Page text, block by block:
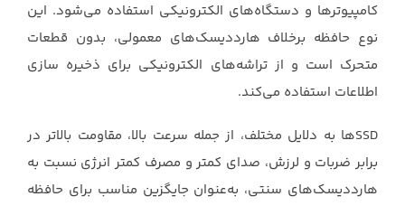
کامپیوترها و دستگاه‌های الکترونیکی استفاده می‌شود. این
نوع حافظه برخلاف هارددیسک‌های معمولی، بدون قطعات
متحرک است و از تراشه‌های الکترونیکی برای ذخیره سازی
اطلاعات استفاده می‌کند.
SSDها به دلایل مختلف، از جمله سرعت بالا، مقاومت بالاتر در
برابر ضربات و لرزش، صدای کمتر و مصرف کمتر انرژی نسبت به
هارددیسک‌های سنتی، به‌عنوان جایگزین مناسب برای حافظه